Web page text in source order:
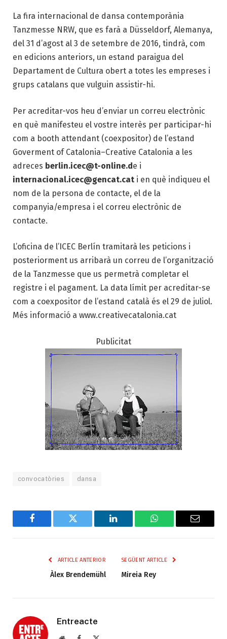
La fira internacional de dansa contemporània
Tanzmesse NRW, que es farà a Düsseldorf, Alemanya,
del 31 d’agost al 3 de setembre de 2016, tindrà, com
en edicions anteriors, un estand paraigua del
Departament de Cultura obert a totes les empreses i
grups catalans que vulguin assistir-hi.
Per acreditar-vos heu d’enviar un correu electrònic
en què manifesteu el vostre interès per participar-hi
com a booth attendant (coexpositor) de l’estand
Goverment of Catalonia–Creative Catalonia a les
adreces berlin.icec@t-online.de i
internacional.icec@gencat.cat i en què indiqueu el
nom de la persona de contacte, el de la
companyia/empresa i el correu electrònic de
contacte.
L’oficina de l’ICEC Berlín tramitarà les peticions i
posteriorment us arribarà un correu de l’organització
de la Tanzmesse que us permetrà completar el
registre i el pagament. La data límit per acreditar-se
com a coexpositor de l’estand català és el 29 de juliol.
Més informació a www.creativecatalonia.cat
Publicitat
convocatòries dansa
Facebook Twitter LinkedIn WhatsAppEmail
ARTICLE ANTERIOR
Àlex Brendemühl
SEGÜENT ARTICLE
Mireia Rey
Entreacte